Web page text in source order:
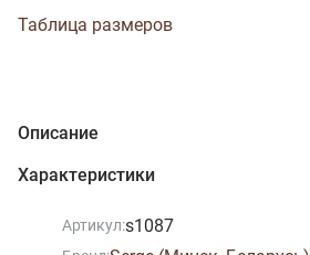
Таблица размеров
Описание
Характеристики
Артикул:s1087